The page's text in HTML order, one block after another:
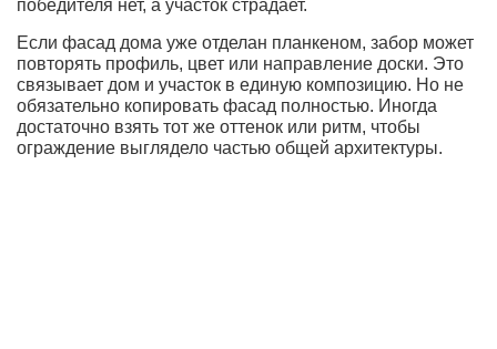
победителя нет, а участок страдает.
Если фасад дома уже отделан планкеном, забор может
повторять профиль, цвет или направление доски. Это
связывает дом и участок в единую композицию. Но не
обязательно копировать фасад полностью. Иногда
достаточно взять тот же оттенок или ритм, чтобы
ограждение выглядело частью общей архитектуры.